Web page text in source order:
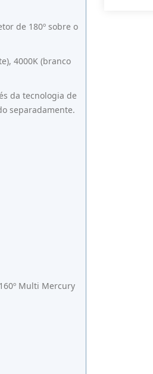
de 180º sobre o
4000K (branco
da tecnologia de
separadamente.
Multi Mercury